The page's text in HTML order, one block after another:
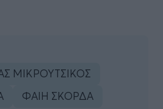
ΜΙΚΡΟΥΤΣΙΚΟΣ
ΦΑΙΗ ΣΚΟΡΔΑ